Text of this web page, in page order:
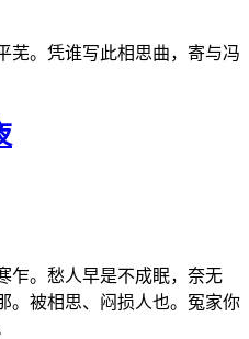
芜。凭谁写此相思曲，寄与冯
乍。愁人早是不成眠，奈无
。被相思、闷损人也。冤家你